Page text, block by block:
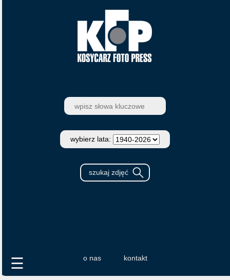
wybierz lata:
o nas kontakt
☰